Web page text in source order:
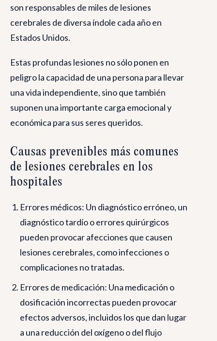
son responsables de miles de lesiones
cerebrales de diversa índole cada año en
Estados Unidos.
Estas profundas lesiones no sólo ponen en
peligro la capacidad de una persona para llevar
una vida independiente, sino que también
suponen una importante carga emocional y
económica para sus seres queridos.
Causas prevenibles más comunes
de lesiones cerebrales en los
hospitales
Errores médicos: Un diagnóstico erróneo, un
diagnóstico tardío o errores quirúrgicos
pueden provocar afecciones que causen
lesiones cerebrales, como infecciones o
complicaciones no tratadas.
Errores de medicación: Una medicación o
dosificación incorrectas pueden provocar
efectos adversos, incluidos los que dan lugar
a una reducción del oxígeno o del flujo